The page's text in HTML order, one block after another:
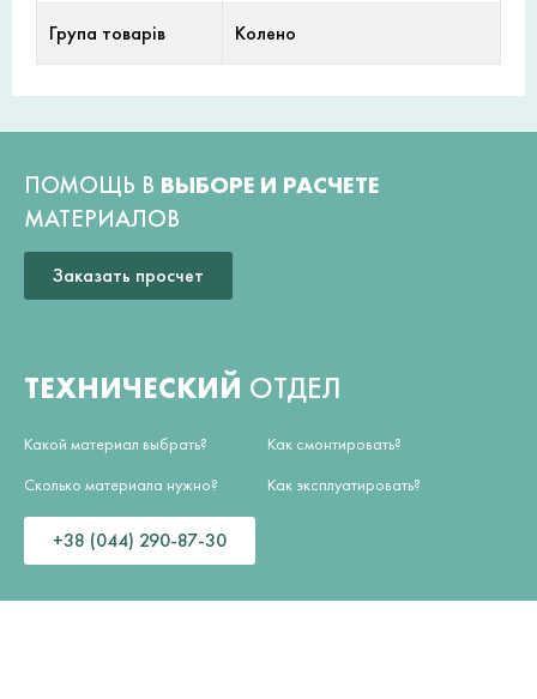
Група товарів Колено
ПОМОЩЬ В ВЫБОРЕ И РАСЧЕТЕ
МАТЕРИАЛОВ
Заказать просчет
ТЕХНИЧЕСКИЙ ОТДЕЛ
Какой материал выбрать?
Сколько материала нужно?
Как смонтировать?
Как эксплуатировать?
+38 (044) 290-87-30